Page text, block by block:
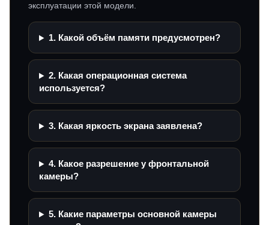
эксплуатации этой модели.
1. Какой объём памяти предусмотрен?
2. Какая операционная система
используется?
3. Какая яркость экрана заявлена?
4. Какое разрешение у фронтальной
камеры?
5. Какие параметры основной камеры